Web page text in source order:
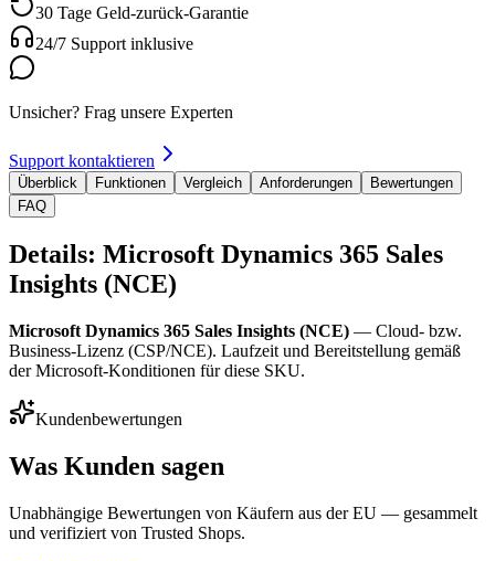
30 Tage Geld-zurück-Garantie
24/7 Support inklusive
Unsicher? Frag unsere Experten
Support kontaktieren
Überblick Funktionen Vergleich Anforderungen
Bewertungen
FAQ
Details: Microsoft Dynamics 365 Sales
Insights (NCE)
Microsoft Dynamics 365 Sales Insights (NCE) — Cloud- bzw.
Business-Lizenz (CSP/NCE). Laufzeit und Bereitstellung gemäß
der Microsoft-Konditionen für diese SKU.
Kundenbewertungen
Was Kunden sagen
Unabhängige Bewertungen von Käufern aus der EU — gesammelt
und verifiziert von Trusted Shops.